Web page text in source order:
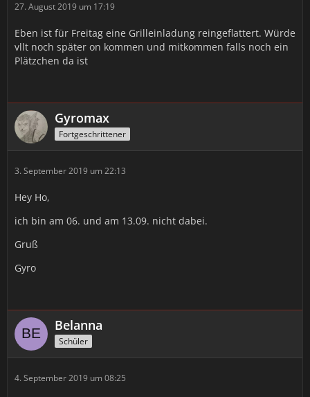
27. August 2019 um 17:19
Eben ist für Freitag eine Grilleinladung reingeflattert. Würde
vllt noch später on kommen und mitkommen falls noch ein
Plätzchen da ist
Gyromax
Fortgeschrittener
3. September 2019 um 22:13
Hey Ho,
ich bin am 06. und am 13.09. nicht dabei.
Gruß
Gyro
Belanna
Schüler
4. September 2019 um 08:25